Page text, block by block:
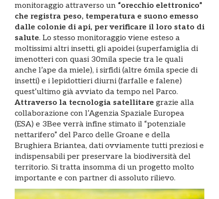
monitoraggio attraverso un “orecchio elettronico”
che registra peso, temperatura e suono emesso
dalle colonie di api, per verificare il loro stato di
salute. Lo stesso monitoraggio viene esteso a
moltissimi altri insetti, gli apoidei (superfamiglia di
imenotteri con quasi 30mila specie tra le quali
anche l’ape da miele), i sirfidi (altre 6mila specie di
insetti) e i lepidottieri diurni (farfalle e falene)
quest’ultimo già avviato da tempo nel Parco.
Attraverso la tecnologia satellitare grazie alla
collaborazione con l’Agenzia Spaziale Europea
(ESA) e 3Bee verrà infine stimato il “potenziale
nettarifero” del Parco delle Groane e della
Brughiera Briantea, dati ovviamente tutti preziosi e
indispensabili per preservare la biodiversità del
territorio. Si tratta insomma di un progetto molto
importante e con partner di assoluto rilievo.